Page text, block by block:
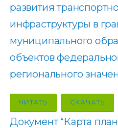
развития
инфраструктуры в
муниципального
объектов
регионального
ЧИТАТЬ СКАЧАТЬ
Документ “Карта